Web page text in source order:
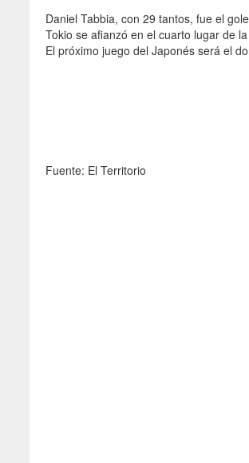
Daniel Tabbia, con 29 tantos, fue el
Tokio se afianzó en el cuarto lugar de
El próximo juego del Japonés será el
Fuente: El Territorio